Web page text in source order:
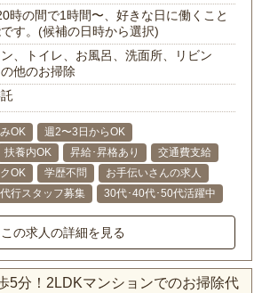
時の間で1時間〜、好きな日に働くこと
す。(候補の日時から選択)
、トイレ、お風呂、洗面所、リビン
他のお掃除
OK
週2〜3日からOK
扶養内OK 昇給･昇格あり
交通費支給
OK 学歴不問
お手伝いさんの求人
行スタッフ募集 30代･40代･50代活躍中
この求人の詳細を見る
5分！2LDKマンションでのお掃除代